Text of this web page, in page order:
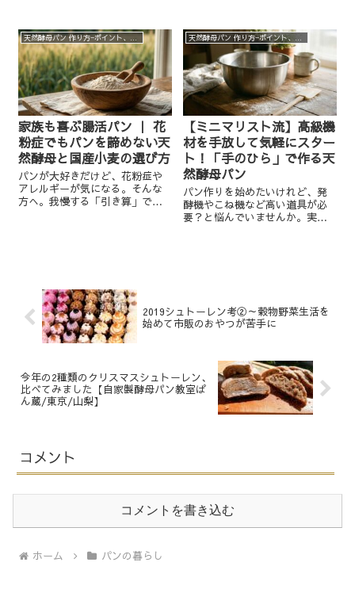
して酵母の力で夢を形にする喜
びをお伝えします。酵母パン作
りを学ぶ方、教室や開業を目指
す方にとってヒントになれば嬉
しいです。
を椿留美子がお届けします。
家族も喜ぶ腸活パン ｜ 花
粉症でもパンを諦めない天
然酵母と国産小麦の選び方
パンが大好きだけど、花粉症や
アレルギーが気になる。そんな
方へ。我慢する「引き算」では
手放して、美味しく腸から元気
になりましょう！
【ミニマリスト流】高級機
材を手放して気軽にスター
ト！「手のひら」で作る天
然酵母パン
パン作りを始めたいけれど、発
酵機やこね機など高い道具が必
要？と悩んでいませんか。実
伝えします。
2019シュトーレン考②～穀物野菜生活を
始めて市販のおやつが苦手に
今年の2種類のクリスマスシュトーレン、
比べてみました【自家製酵母パン教室ぱ
ん蔵/東京/山梨】
コメント
コメントを書き込む
ホーム パンの暮らし